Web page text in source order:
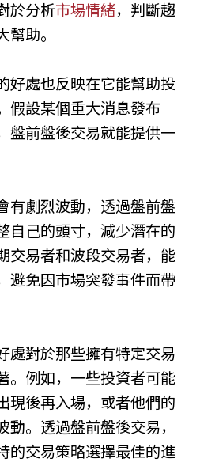
於分析市場情緒，判斷趨
助。
好處也反映在它能幫助投
假設某個重大消息發布
盤前盤後交易就能提供一
有劇烈波動，透過盤前盤
自己的頭寸，減少潛在的
交易者和波段交易者，能
避免因市場突發事件而帶
處對於那些擁有特定交易
。例如，一些投資者可能
現後再入場，或者他們的
。透過盤前盤後交易，
的交易策略選擇最佳的進